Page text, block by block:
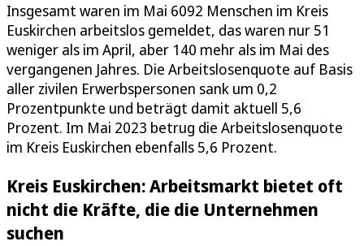
Insgesamt waren im Mai 6092 Menschen im Kreis
Euskirchen arbeitslos gemeldet, das waren nur 51
weniger als im April, aber 140 mehr als im Mai des
vergangenen Jahres. Die Arbeitslosenquote auf Basis
aller zivilen Erwerbspersonen sank um 0,2
Prozentpunkte und beträgt damit aktuell 5,6
Prozent. Im Mai 2023 betrug die Arbeitslosenquote
im Kreis Euskirchen ebenfalls 5,6 Prozent.
Kreis Euskirchen: Arbeitsmarkt bietet oft
nicht die Kräfte, die die Unternehmen
suchen